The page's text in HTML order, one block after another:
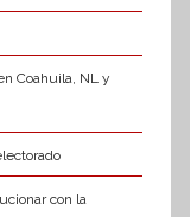
Coahuila, NL y
con la